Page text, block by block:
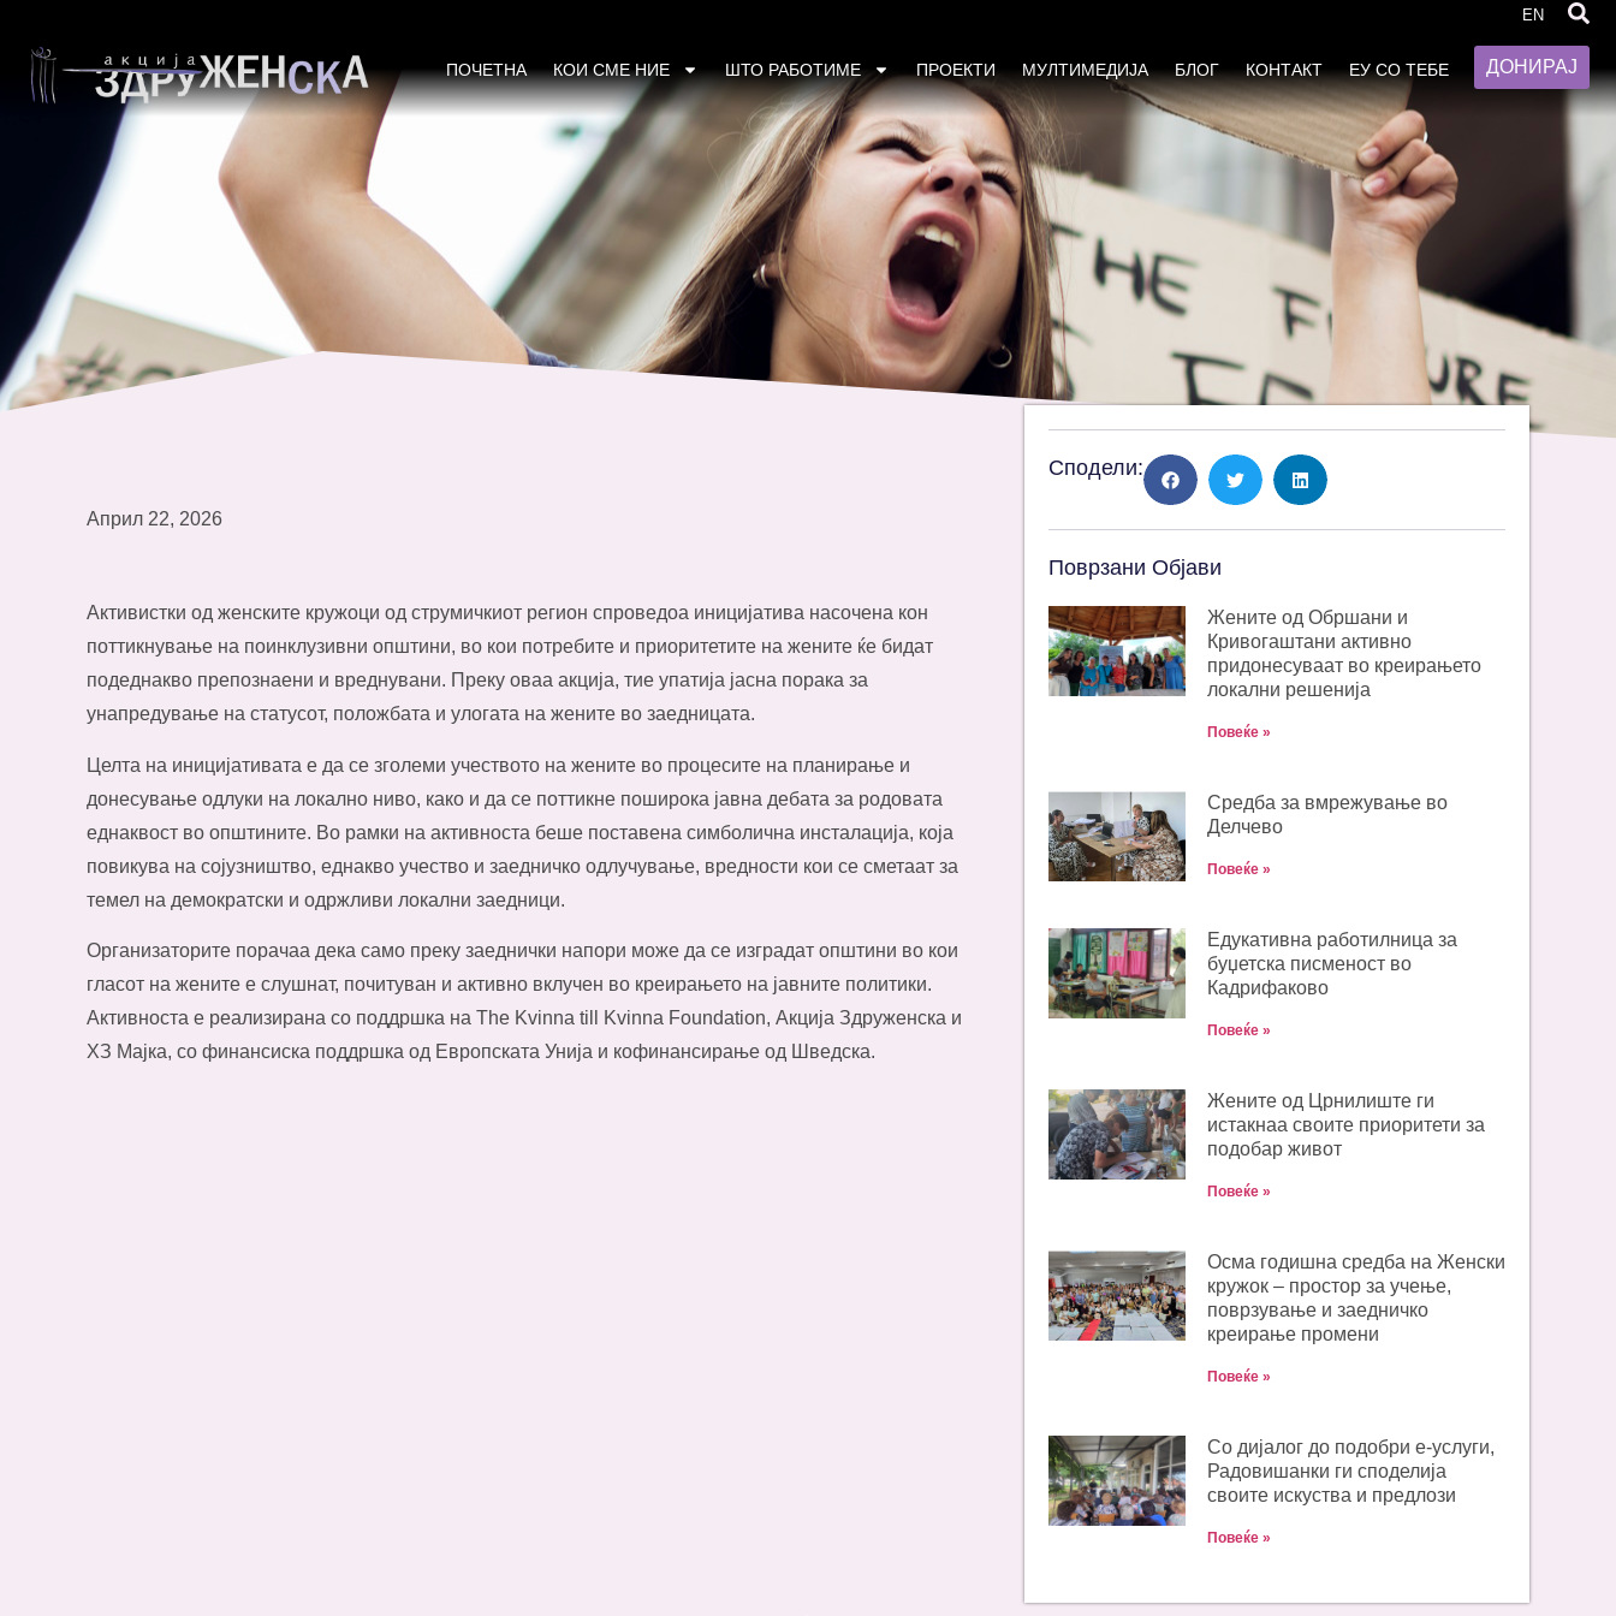
EN
ПОЧЕТНА КОИ СМЕ НИЕ ШТО РАБОТИМЕ ПРОЕКТИ МУЛТИМЕДИЈА БЛОГ КОНТАКТ ЕУ СО ТЕБЕ ДОНИРАЈ
Април 22, 2026
Активистки од женските кружоци од струмичкиот регион спроведоа иницијатива насочена кон
поттикнување на поинклузивни општини, во кои потребите и приоритетите на жените ќе бидат
подеднакво препознаени и вреднувани. Преку оваа акција, тие упатија јасна порака за
унапредување на статусот, положбата и улогата на жените во заедницата.
Целта на иницијативата е да се зголеми учеството на жените во процесите на планирање и
донесување одлуки на локално ниво, како и да се поттикне поширока јавна дебата за родовата
еднаквост во општините. Во рамки на активноста беше поставена симболична инсталација, која
повикува на сојузништво, еднакво учество и заедничко одлучување, вредности кои се сметаат за
темел на демократски и одржливи локални заедници.
Организаторите порачаа дека само преку заеднички напори може да се изградат општини во кои
гласот на жените е слушнат, почитуван и активно вклучен во креирањето на јавните политики.
Активноста е реализирана со поддршка на The Kvinna till Kvinna Foundation, Акција Здруженска и
ХЗ Мајка, со финансиска поддршка од Европската Унија и кофинансирање од Шведска.
Сподели:
Поврзани Објави
Жените од Обршани и
Кривогаштани активно
придонесуваат во креирањето
локални решенија
Повеќе »
Средба за вмрежување во
Делчево
Повеќе »
Едукативна работилница за
буџетска писменост во
Кадрифаково
Повеќе »
Жените од Црнилиште ги
истакнаа своите приоритети за
подобар живот
Повеќе »
Oсма годишна средба на Женски
кружок – простор за учење,
поврзување и заедничко
креирање промени
Повеќе »
Со дијалог до подобри е-услуги,
Радовишанки ги споделија
своите искуства и предлози
Повеќе »